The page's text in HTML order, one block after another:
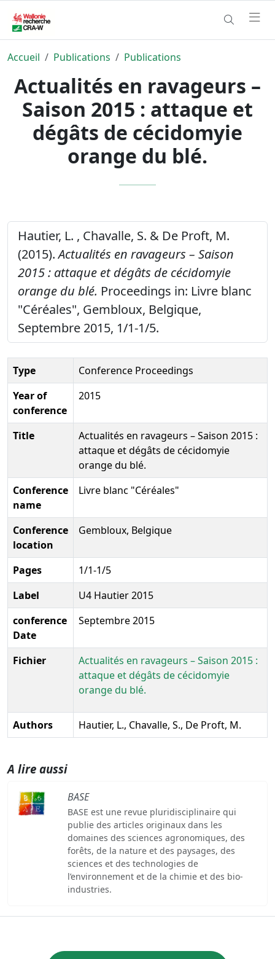
Accueil Publications Publications
Actualités en ravageurs –
Saison 2015 : attaque et
dégâts de cécidomyie
orange du blé.
Hautier, L. , Chavalle, S. & De Proft, M.
(2015).Actualités en ravageurs – Saison
2015 : attaque et dégâts de cécidomyie
orange du blé. Proceedings in: Livre blanc
"Céréales", Gembloux, Belgique,
Septembre 2015, 1/1-1/5.
Type
Conference Proceedings
Year of
conference
2015
Title
Actualités en ravageurs – Saison 2015 :
attaque et dégâts de cécidomyie
orange du blé.
Conference
name
Livre blanc "Céréales"
Conference
location
Gembloux, Belgique
Pages
1/1-1/5
Label
U4 Hautier 2015
conference
Date
Septembre 2015
Fichier
Actualités en ravageurs – Saison 2015 :
attaque et dégâts de cécidomyie
orange du blé.
Authors Hautier, L., Chavalle, S., De Proft, M.
A lire aussi
BASE
BASE est une revue pluridisciplinaire qui
publie des articles originaux dans les
domaines des sciences agronomiques, des
forêts, de la nature et des paysages, des
sciences et des technologies de
l’environnement et de la chimie et des bio-
industries.